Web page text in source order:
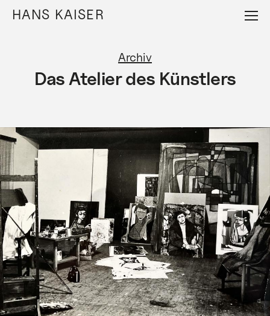
Direkt
zum
HANS KAISER
Archiv
Das Atelier des Künstlers